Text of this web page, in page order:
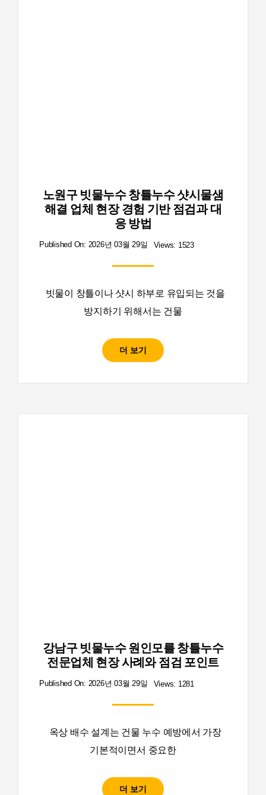
노원구 빗물누수 창틀누수 샷시물샘
해결 업체 현장 경험 기반 점검과 대
응 방법
Published On: 2026년 03월 29일 Views: 1523
빗물이 창틀이나 샷시 하부로 유입되는 것을
방지하기 위해서는 건물
더 보기
강남구 빗물누수 원인모를 창틀누수
전문업체 현장 사례와 점검 포인트
Published On: 2026년 03월 29일 Views: 1281
옥상 배수 설계는 건물 누수 예방에서 가장
기본적이면서 중요한
더 보기